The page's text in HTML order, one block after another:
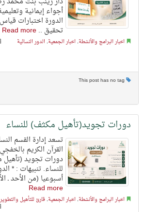
أجواء إيمانية
الدورة اختبارات
تحقيق ..Read more
اخبار البرامج والأنشطة, اخبار الجمعية, الدور النسائية
دورات تجويد(تأهيل مكثف) للنساء
تسعد إدارة القسم
القرآن الكريم
دورات تجويد
أسبوعيا (من الأحد ـ
Read more
اخبار البرامج والأنشطة, اخبار الجمعية, قارئ للتأهيل والتطوير